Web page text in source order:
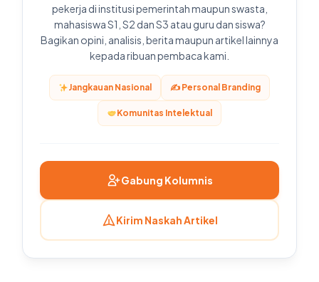
pekerja di institusi pemerintah maupun swasta,
mahasiswa S1, S2 dan S3 atau guru dan siswa?
Bagikan opini, analisis, berita maupun artikel lainnya
kepada ribuan pembaca kami.
Jangkauan Nasional ✍️ Personal Branding
Komunitas Intelektual
Gabung Kolumnis
Kirim Naskah Artikel